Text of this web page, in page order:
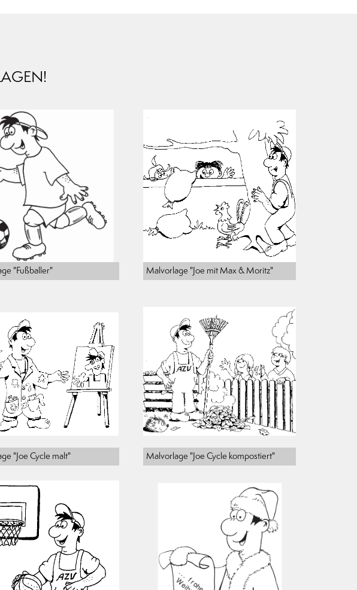
"Fußballer" Malvorlage "Joe mit Max & Moritz"
"Joe Cycle malt" Malvorlage "Joe Cycle kompostiert"